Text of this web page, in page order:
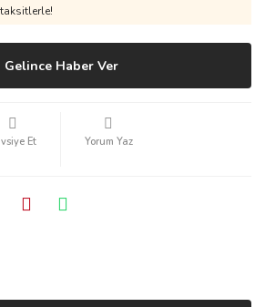
Gelince Haber Ver
Et Yorum Yaz